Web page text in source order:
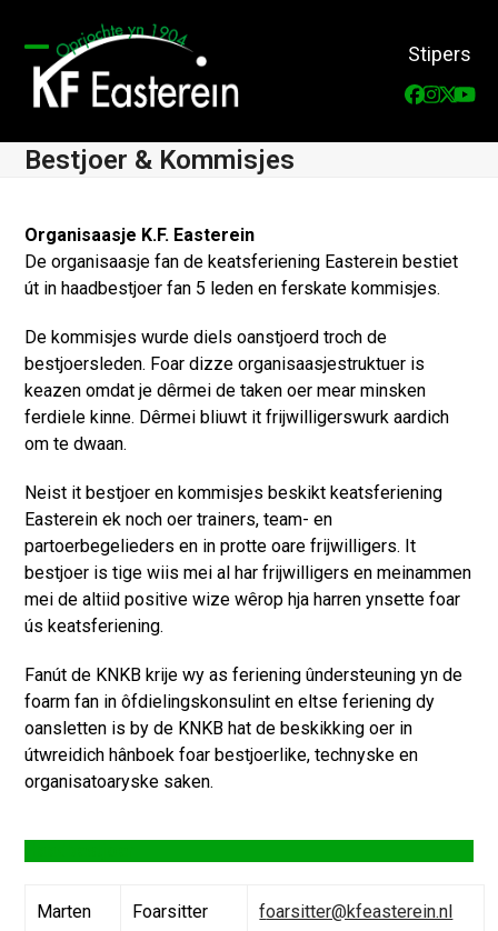
content
Stipers
Facebook
Open
mobile
menu
Close
mobile
menu
Bestjoer & Kommisjes
Organisaasje K.F. Easterein
De organisaasje fan de keatsferiening Easterein bestiet
út in haadbestjoer fan 5 leden en ferskate kommisjes.
De kommisjes wurde diels oanstjoerd troch de
bestjoersleden. Foar dizze organisaasjestruktuer is
keazen omdat je dêrmei de taken oer mear minsken
ferdiele kinne. Dêrmei bliuwt it frijwilligerswurk aardich
om te dwaan.
Neist it bestjoer en kommisjes beskikt keatsferiening
Easterein ek noch oer trainers, team- en
partoerbegelieders en in protte oare frijwilligers. It
bestjoer is tige wiis mei al har frijwilligers en meinammen
mei de altiid positive wize wêrop hja harren ynsette foar
ús keatsferiening.
Fanút de KNKB krije wy as feriening ûndersteuning yn de
foarm fan in ôfdielingskonsulint en eltse feriening dy
oansletten is by de KNKB hat de beskikking oer in
útwreidich hânboek foar bestjoerlike, technyske en
organisatoaryske saken.
Marten
Foarsitter foarsitter@kfeasterein.nl